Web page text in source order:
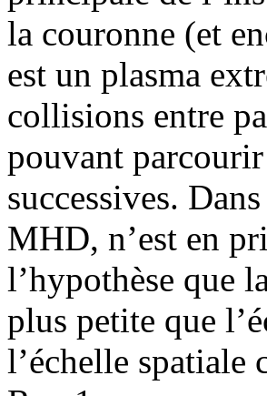
la couronne (et
est un plasma
collisions entre
pouvant
successives.
MHD, n’est en
l’hypothèse que
plus petite que
l’échelle spatiale